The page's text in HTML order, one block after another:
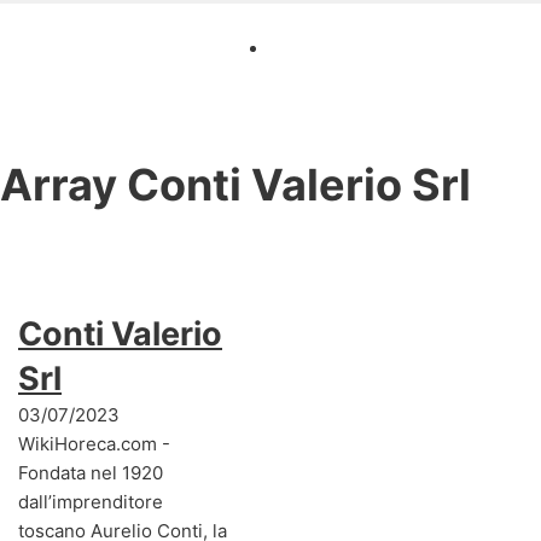
Array Conti Valerio Srl
Conti Valerio
Srl
03/07/2023
WikiHoreca.com -
Fondata nel 1920
dall’imprenditore
toscano Aurelio Conti, la